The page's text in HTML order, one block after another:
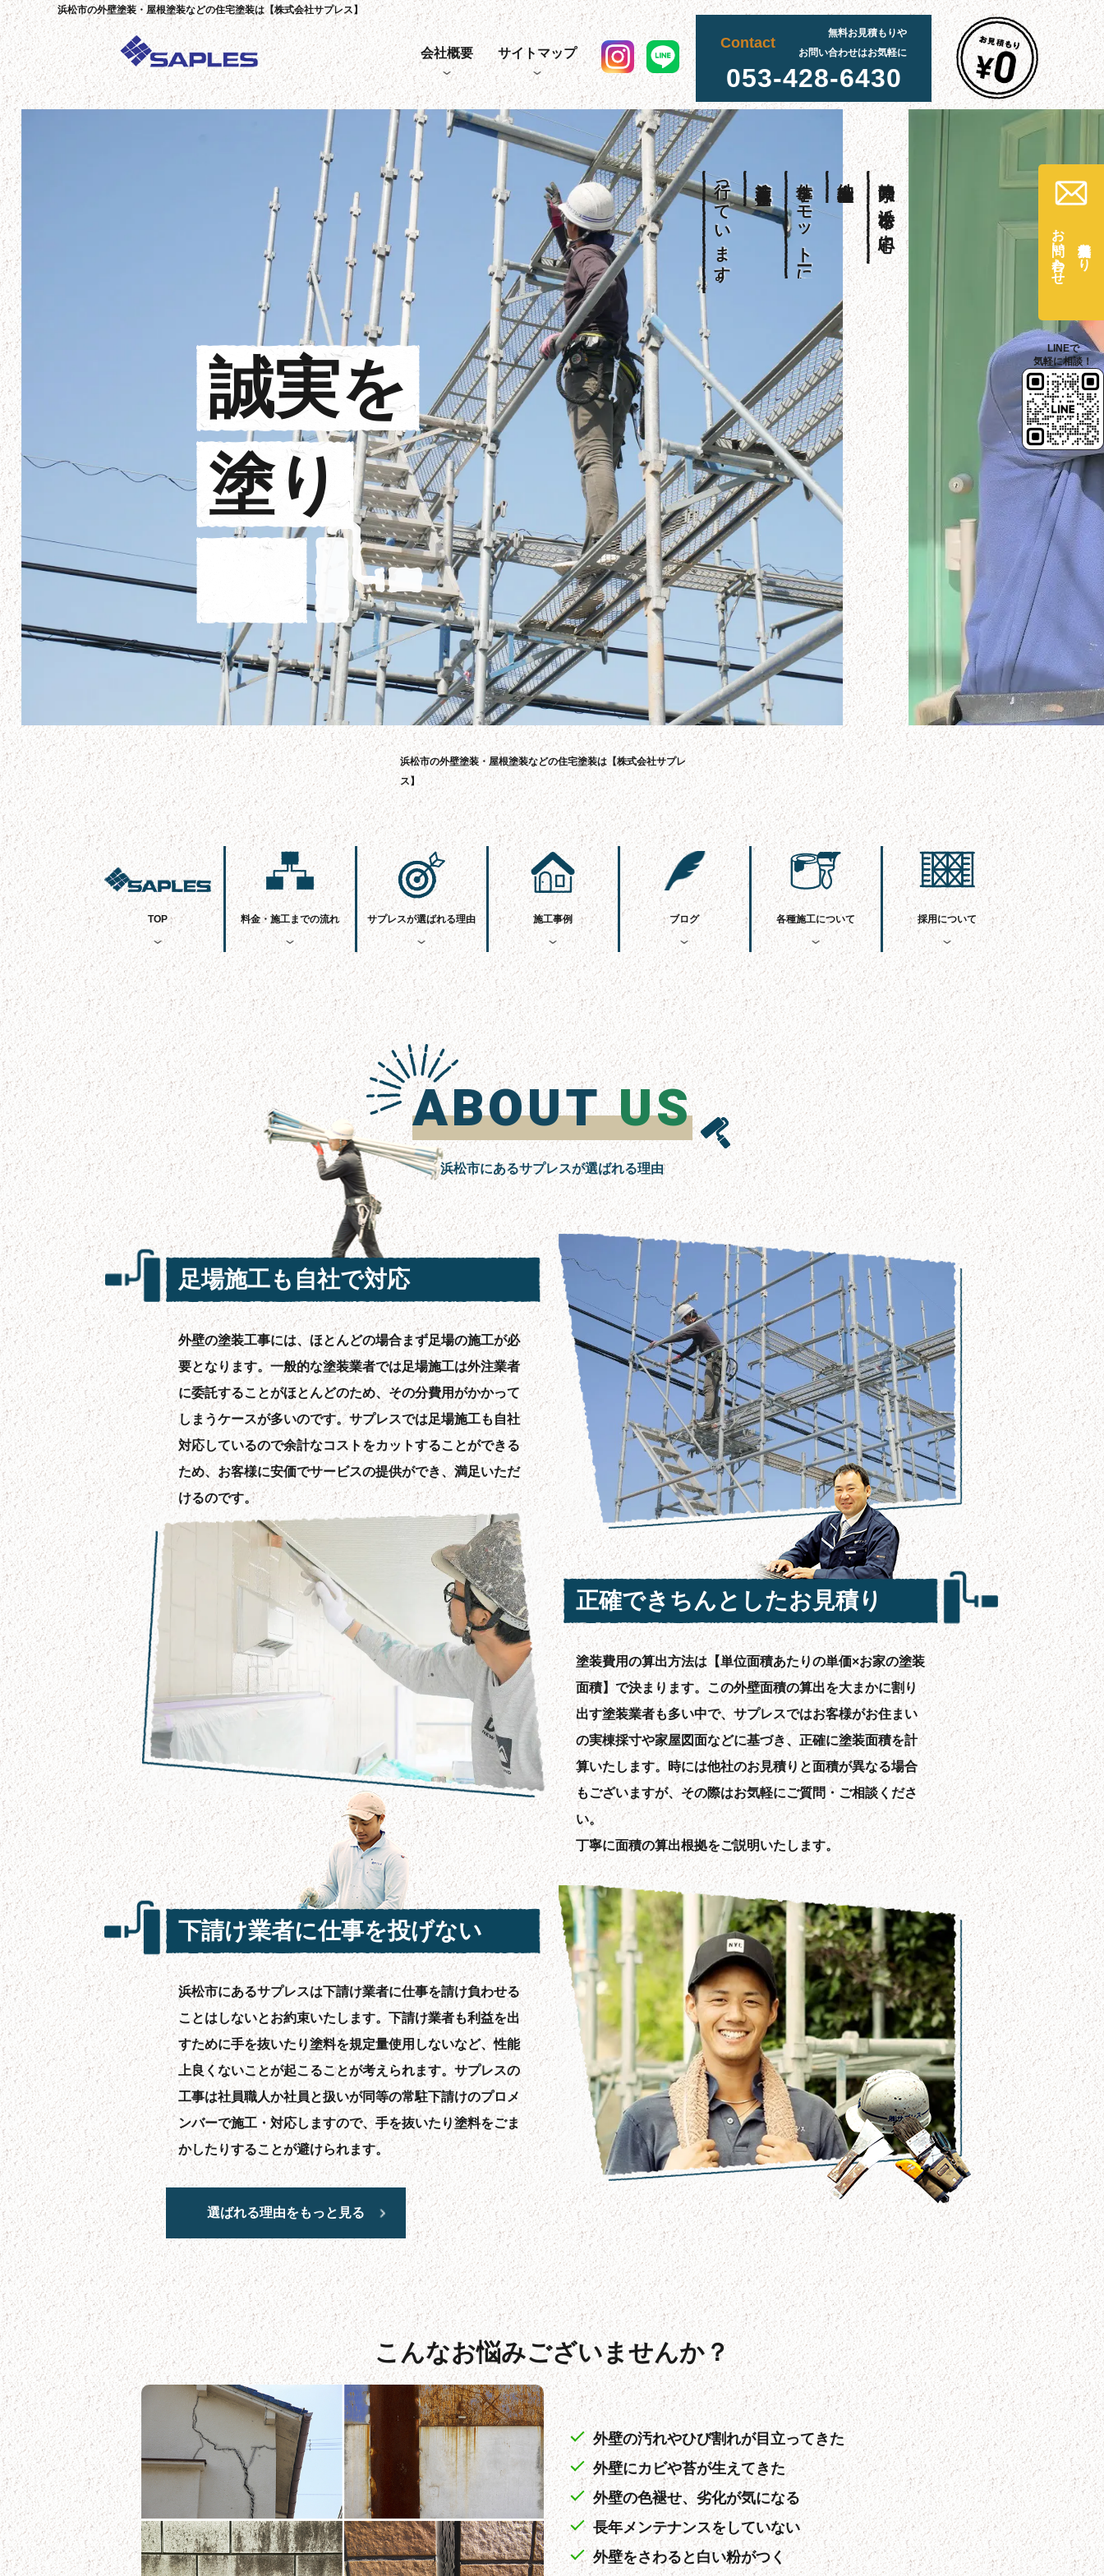
浜松市の外壁塗装・屋根塗装などの住宅塗装は【株式会社サプレス】
会社概要 サイトマップ
Contact
無料お見積もりや
お問い合わせはお気軽に
053-428-6430
無料見積もり
お問い合わせ
LINEで
気軽に相談！
静岡県の浜松市を中心に、
納期徹底・誠実な
仕事をモットーに
塗装工事・足場工事を
行っています。
誠実を
塗り
ね る。
浜松市の外壁塗装・屋根塗装などの住宅塗装は【株式会社サプレ
ス】
TOP 料金・施工までの流れ サプレスが選ばれる理由 施工事例 ブログ 各種施工について 採用について
ABOUTUS
浜松市にあるサプレスが選ばれる理由
足場施工も自社で対応
外壁の塗装工事には、ほとんどの場合まず足場の施工が必
要となります。一般的な塗装業者では足場施工は外注業者
に委託することがほとんどのため、その分費用がかかって
しまうケースが多いのです。サプレスでは足場施工も自社
対応しているので余計なコストをカットすることができる
ため、お客様に安価でサービスの提供ができ、満足いただ
けるのです。
正確できちんとしたお見積り
塗装費用の算出方法は【単位面積あたりの単価×お家の塗装
面積】で決まります。この外壁面積の算出を大まかに割り
出す塗装業者も多い中で、サプレスではお客様がお住まい
の実棟採寸や家屋図面などに基づき、正確に塗装面積を計
算いたします。時には他社のお見積りと面積が異なる場合
もございますが、その際はお気軽にご質問・ご相談くださ
い。
丁寧に面積の算出根拠をご説明いたします。
下請け業者に仕事を投げない
浜松市にあるサプレスは下請け業者に仕事を請け負わせる
ことはしないとお約束いたします。下請け業者も利益を出
すために手を抜いたり塗料を規定量使用しないなど、性能
上良くないことが起こることが考えられます。サプレスの
工事は社員職人か社員と扱いが同等の常駐下請けのプロメ
ンバーで施工・対応しますので、手を抜いたり塗料をごま
かしたりすることが避けられます。
選ばれる理由をもっと見る
こんなお悩みございませんか？
外壁の汚れやひび割れが目立ってきた
外壁にカビや苔が生えてきた
外壁の色褪せ、劣化が気になる
長年メンテナンスをしていない
外壁をさわると白い粉がつく